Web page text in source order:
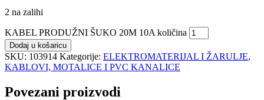
2 na zalihi
KABEL PRODUŽNI ŠUKO 20M 10A količina
Dodaj u košaricu
SKU: 103914 Kategorije: ELEKTROMATERIJAL I ŽARULJE,
KABLOVI, MOTALICE I PVC KANALICE
Povezani proizvodi